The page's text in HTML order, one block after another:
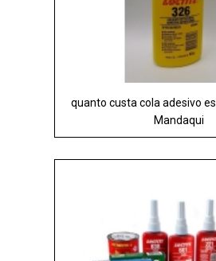
quanto custa cola adesivo
Mandaqui